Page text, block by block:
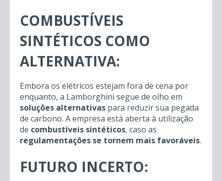
COMBUSTÍVEIS
SINTÉTICOS COMO
ALTERNATIVA:
Embora os elétricos estejam fora de cena por
enquanto, a Lamborghini segue de olho em
soluções alternativas para reduzir sua pegada
de carbono. A empresa está aberta à utilização
de combustíveis sintéticos, caso as
regulamentações se tornem mais favoráveis.
FUTURO INCERTO: